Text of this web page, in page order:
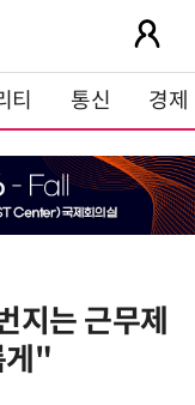
티 통신 경제
지는 근무제
게"